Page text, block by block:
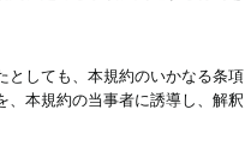
としても、本規約のいかなる条
、本規約の当事者に誘導し、解